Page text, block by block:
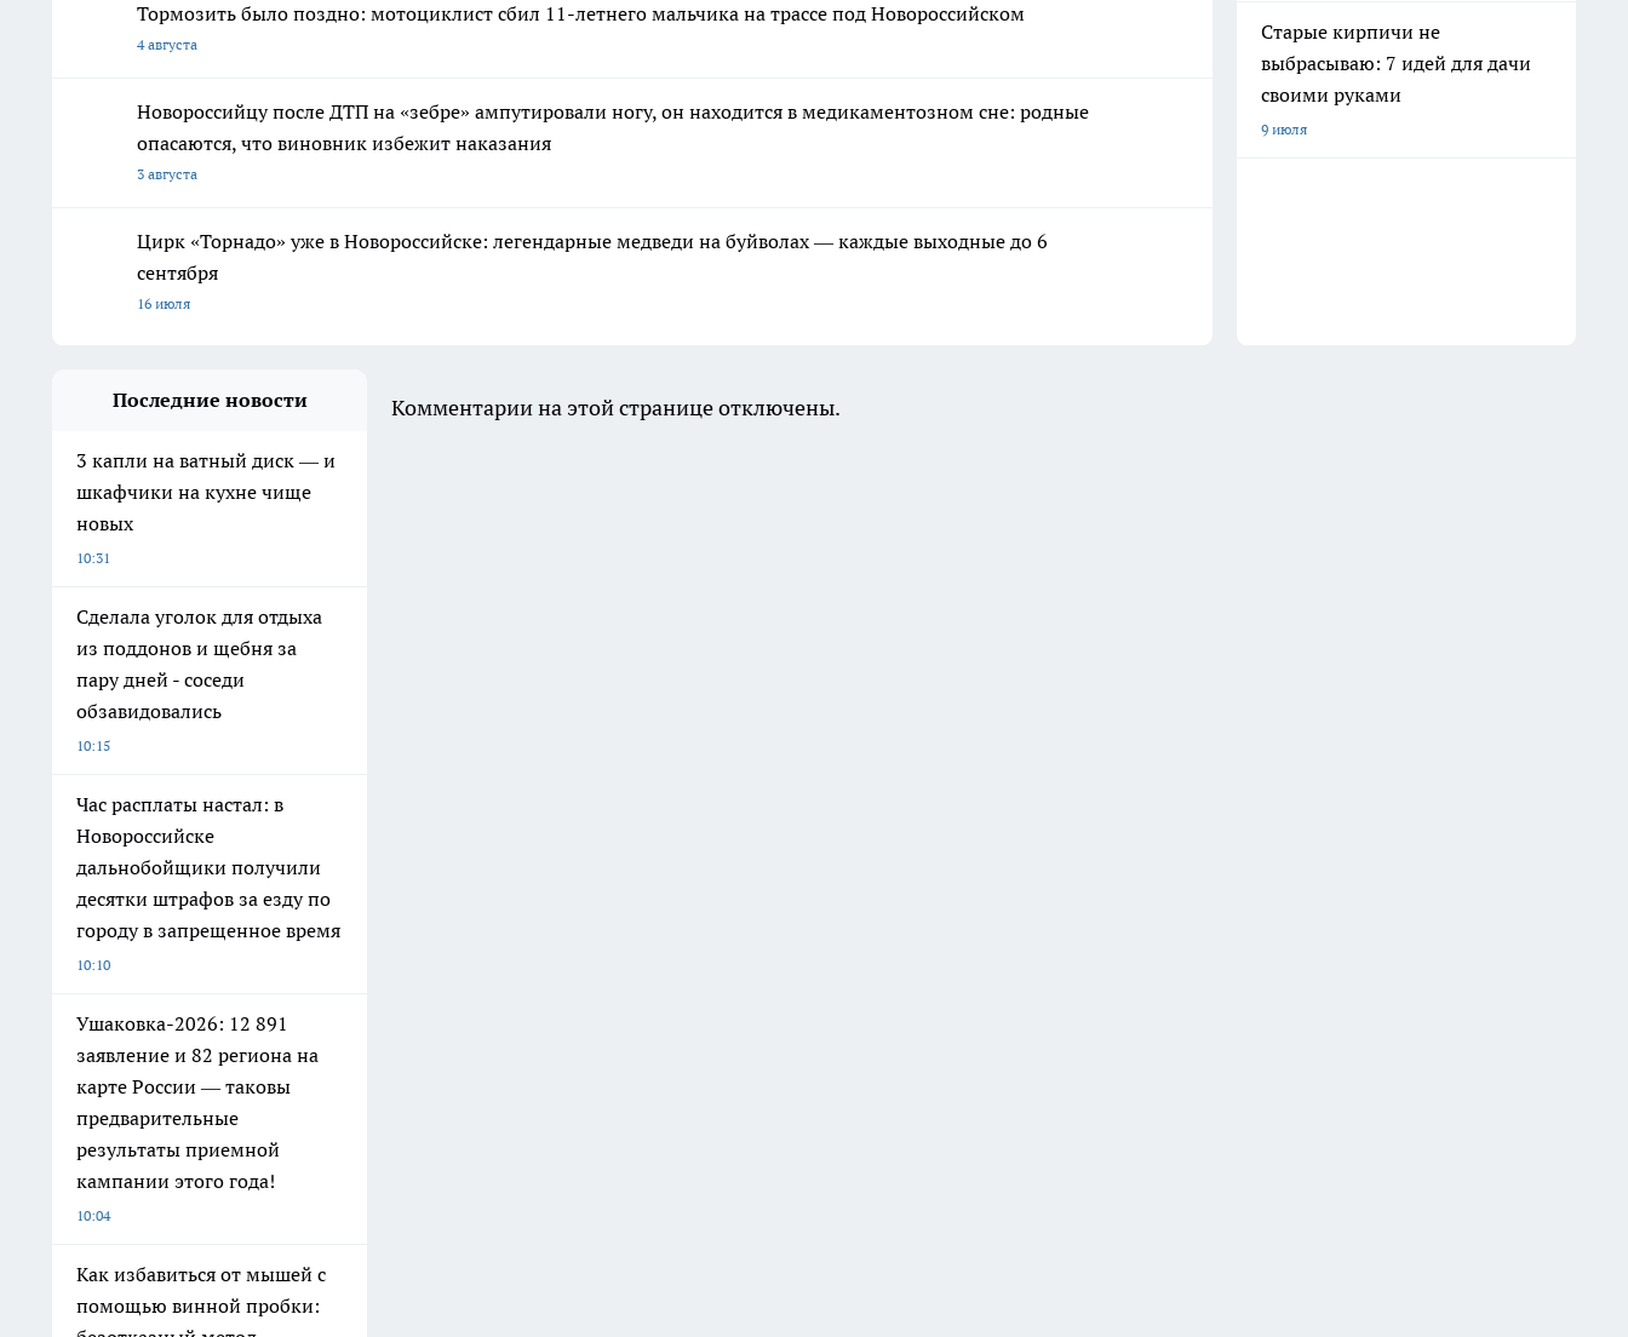
Тормозить было поздно: мотоциклист сбил 11-летнего мальчика на трассе под Новороссийском
4 августа
Новороссийцу после ДТП на «зебре» ампутировали ногу, он находится в медикаментозном сне: родные
опасаются, что виновник избежит наказания
3 августа
Цирк «Торнадо» уже в Новороссийске: легендарные медведи на буйволах — каждые выходные до 6
сентября
16 июля
Старые кирпичи не
выбрасываю: 7 идей для дачи
своими руками
9 июля
Последние новости
3 капли на ватный диск — и
шкафчики на кухне чище
новых
10:31
Сделала уголок для отдыха
из поддонов и щебня за
пару дней - соседи
обзавидовались
10:15
Час расплаты настал: в
Новороссийске
дальнобойщики получили
десятки штрафов за езду по
городу в запрещенное время
10:10
Ушаковка-2026: 12 891
заявление и 82 региона на
карте России — таковы
предварительные
результаты приемной
кампании этого года!
10:04
Как избавиться от мышей с
помощью винной пробки:
Комментарии на этой странице отключены.